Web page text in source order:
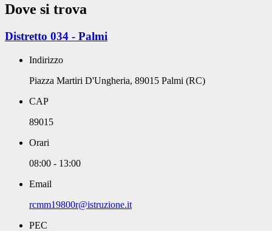
Dove si trova
Distretto 034 - Palmi
Indirizzo
Piazza Martiri D'Ungheria, 89015 Palmi (RC)
CAP
89015
Orari
08:00 - 13:00
Email
rcmm19800r@istruzione.it
PEC